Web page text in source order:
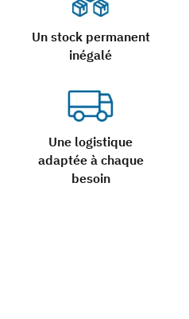
Un stock permanent
inégalé
Une logistique
adaptée à chaque
besoin